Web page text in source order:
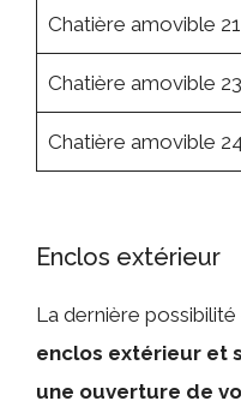
Chatière amovible
Chatière amovible
Chatière amovible
Enclos extérieur
La dernière
enclos extérieur et
une ouverture de